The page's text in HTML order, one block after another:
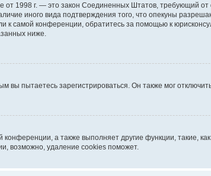
от 1998 г. — это закон Соединенных Штатов, требующий
иного вида подтверждения того, что опекуны
самой конференции, обратитесь за помощью к
ниже.
пытаетесь зарегистрироваться. Он также мог
а также выполняет другие функции, такие,
возможно, удаление cookies поможет.